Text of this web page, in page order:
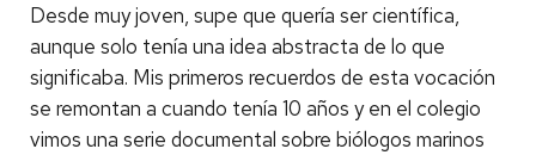
Desde muy joven, supe que quería ser científica,
aunque solo tenía una idea abstracta de lo que
significaba. Mis primeros recuerdos de esta vocación
se remontan a cuando tenía 10 años y en el colegio
vimos una serie documental sobre biólogos marinos